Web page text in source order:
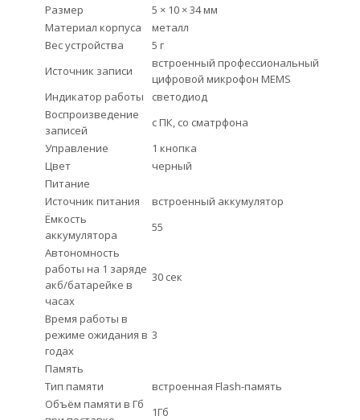
Размер
5 × 10 × 34 мм
Материал корпуса
металл
Вес устройства
5 г
Источник записи
встроенный профессиональный
цифровой микрофон MEMS
Индикатор работы
светодиод
Воспроизведение
записей
с ПК, со сматрфона
Управление
1 кнопка
Цвет
черный
Питание
Источник питания
встроенный аккумулятор
Ёмкость
аккумулятора
55
Автономность
работы на 1 заряде
акб/батарейке в
часах
30 сек
Время работы в
режиме ожидания в
годах
3
Память
Тип памяти
встроенная Flash-память
Объём памяти в Гб
1Гб